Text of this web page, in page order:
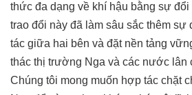
thức đa dạng về khí hậu bằng sự
trao đổi này đã làm sâu sắc thêm sự
tác giữa hai bên và đặt nền tảng
thác thị trường Nga và các nước lân
Chúng tôi mong muốn hợp tác chặt